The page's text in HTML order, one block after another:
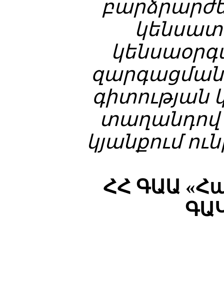
զարգացման
գիտության
կյանքում
ՀՀ ԳԱԱ